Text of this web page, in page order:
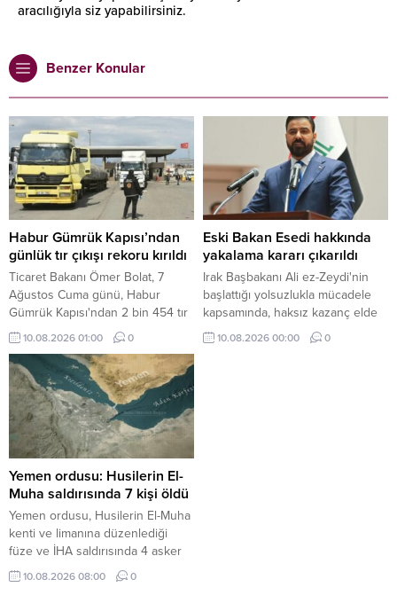
aracılığıyla siz yapabilirsiniz.
Benzer Konular
Habur Gümrük Kapısı’ndan
günlük tır çıkışı rekoru kırıldı
Ticaret Bakanı Ömer Bolat, 7
Ağustos Cuma günü, Habur
Gümrük Kapısı'ndan 2 bin 454 tır
çıkışıyla, bu yıla ilişkin günlük tır
çıkış rekorunun kırıldığını kaydetti.
10.08.2026 01:00 0
Eski Bakan Esedi hakkında
yakalama kararı çıkarıldı
Irak Başbakanı Ali ez-Zeydi'nin
başlattığı yolsuzlukla mücadele
kapsamında, haksız kazanç elde
ettiği iddiasıyla eski bir bakan
hakkında yakalama kararı
10.08.2026 00:00 0
Yemen ordusu: Husilerin El-
Muha saldırısında 7 kişi öldü
Yemen ordusu, Husilerin El-Muha
kenti ve limanına düzenlediği
füze ve İHA saldırısında 4 asker
ile 3 sivilin hayatını kaybettiğini,
çoğu sivil 30 kişinin yaralandığını
10.08.2026 08:00 0